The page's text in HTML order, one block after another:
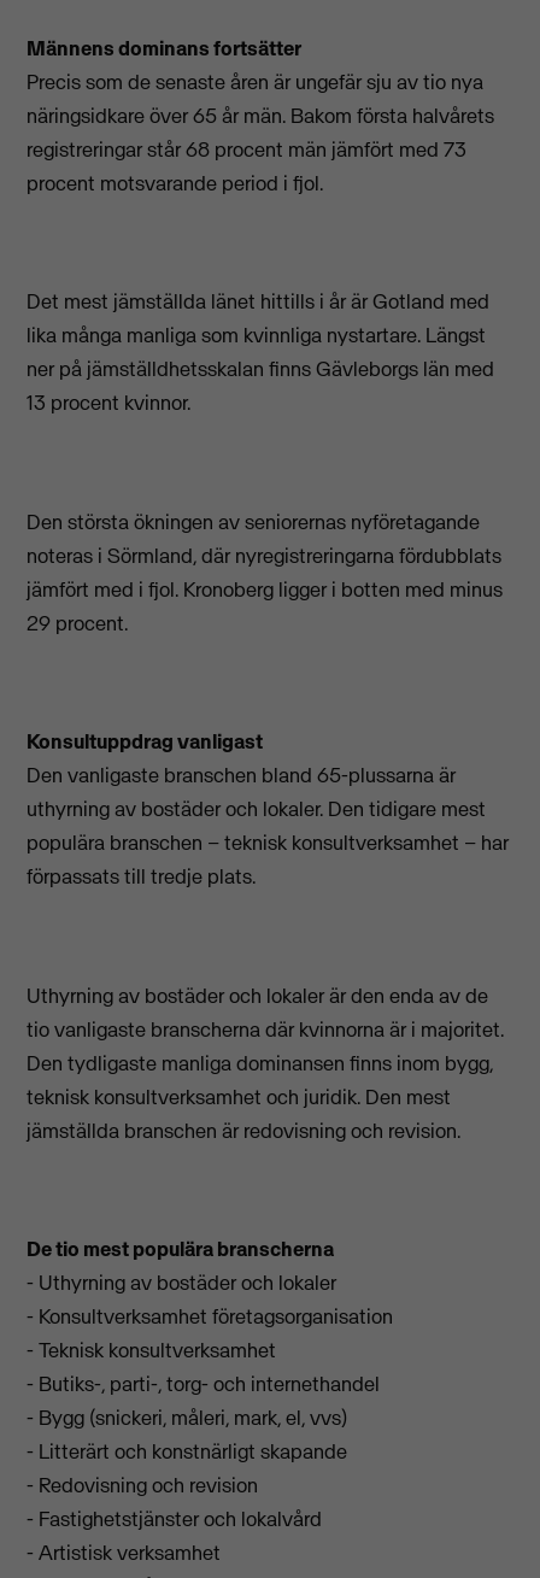
Männens dominans fortsätter
Precis som de senaste åren är ungefär sju av tio nya
näringsidkare över 65 år män. Bakom första halvårets
registreringar står 68 procent män jämfört med 73
procent motsvarande period i fjol.
Det mest jämställda länet hittills i år är Gotland med
lika många manliga som kvinnliga nystartare. Längst
ner på jämställdhetsskalan finns Gävleborgs län med
13 procent kvinnor.
Den största ökningen av seniorernas nyföretagande
noteras i Sörmland, där nyregistreringarna fördubblats
jämfört med i fjol. Kronoberg ligger i botten med minus
29 procent.
Konsultuppdrag vanligast
Den vanligaste branschen bland 65-plussarna är
uthyrning av bostäder och lokaler. Den tidigare mest
populära branschen – teknisk konsultverksamhet – har
förpassats till tredje plats.
Uthyrning av bostäder och lokaler är den enda av de
tio vanligaste branscherna där kvinnorna är i majoritet.
Den tydligaste manliga dominansen finns inom bygg,
teknisk konsultverksamhet och juridik. Den mest
jämställda branschen är redovisning och revision.
De tio mest populära branscherna
- Uthyrning av bostäder och lokaler
- Konsultverksamhet företagsorganisation
- Teknisk konsultverksamhet
- Butiks-, parti-, torg- och internethandel
- Bygg (snickeri, måleri, mark, el, vvs)
- Litterärt och konstnärligt skapande
- Redovisning och revision
- Fastighetstjänster och lokalvård
- Artistisk verksamhet